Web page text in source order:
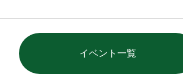
イベント一覧